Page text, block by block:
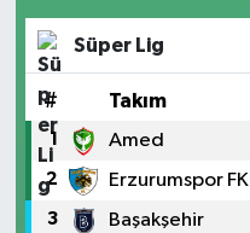
Süper Lig
# Takım
1 Amed
2 Erzurumspor FK
3 Başakşehir